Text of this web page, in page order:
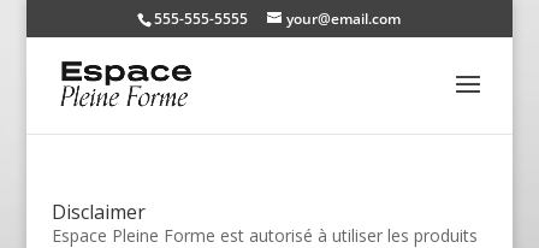
555-555-5555 your@email.com
Disclaimer
Espace Pleine Forme est autorisé à utiliser les produits